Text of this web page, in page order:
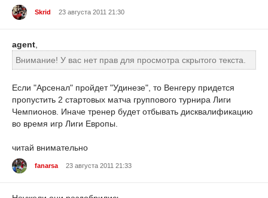
Skrid 23 августа 2011 21:30
agent
Внимание! У вас нет прав для просмотра скрытого текста.
Если "Арсенал" пройдет "Удинезе", то Венгеру придется
пропустить 2 стартовых матча группового турнира Лиги
Чемпионов. Иначе тренер будет отбывать дисквалификацию
во время игр Лиги Европы.
читай внимательно
fanarsa 23 августа 2011 21:33